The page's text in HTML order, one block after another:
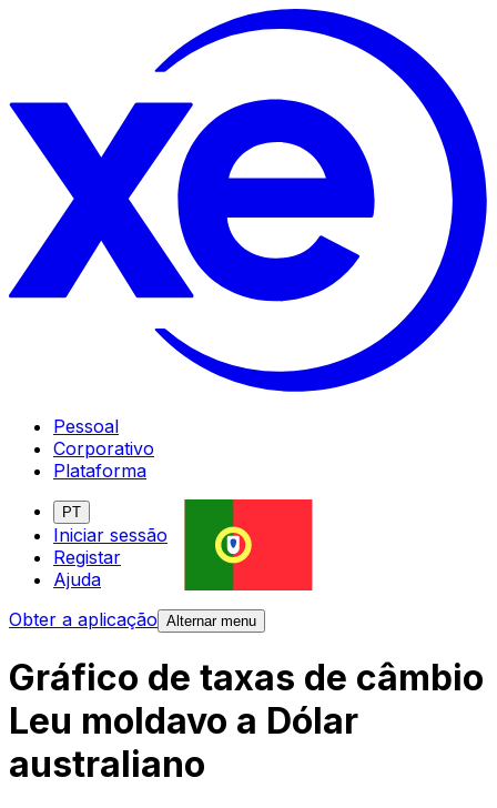
Pessoal
Corporativo
Plataforma
PT
Iniciar sessão
Registar
Ajuda
Obter a aplicação Alternar menu
Gráfico de taxas de câmbio
Leu moldavo a Dólar
australiano